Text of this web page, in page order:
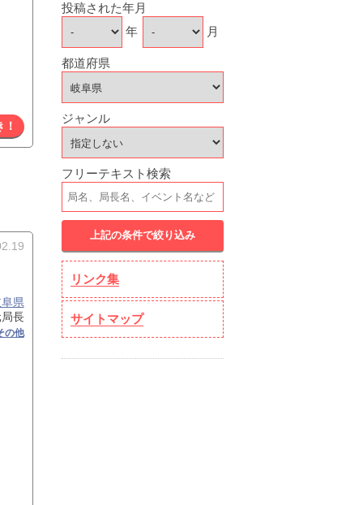
投稿された年月
年
月
都道府県
ジャンル
フリーテキスト検索
リンク集
サイトマップ
！
県
長
の他